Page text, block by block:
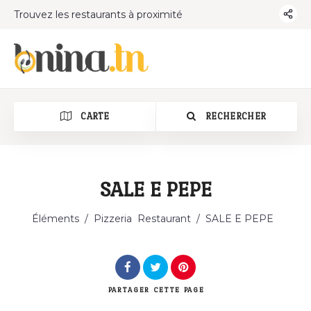
Trouvez les restaurants à proximité
CARTE RECHERCHER
SALE E PEPE
Éléments / Pizzeria Restaurant / SALE E PEPE
PARTAGER CETTE PAGE